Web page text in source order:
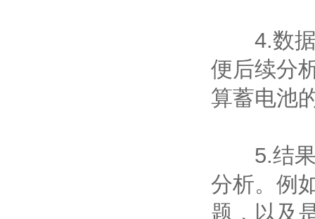
4.数据
便后续分
算蓄电池
5.结果
分析。例
题，以及